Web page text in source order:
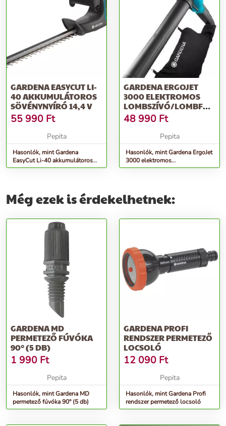
GARDENA EASYCUT LI-
40 AKKUMULÁTOROS
SÖVÉNYNYÍRÓ 14,4 V
55 990 Ft
Pepita
Hasonlók, mint Gardena
EasyCut Li-40 akkumulátoros
Sövénynyíró 14,4 V
GARDENA ERGOJET
3000 ELEKTROMOS
LOMBSZÍVÓ/LOMBFÚJÓ
3000 W, FEKETE-KÉK
48 990 Ft
Pepita
Hasonlók, mint Gardena ErgoJet
3000 elektromos
Lombszívó/lombfújó 3000 W,
Még ezek is érdekelhetnek:
GARDENA MD
PERMETEZŐ FÚVÓKA
90° (5 DB)
1 990 Ft
Pepita
Hasonlók, mint Gardena MD
permetező fúvóka 90° (5 db)
GARDENA PROFI
RENDSZER PERMETEZŐ
LOCSOLÓ
12 090 Ft
Pepita
Hasonlók, mint Gardena Profi
rendszer permetező locsoló